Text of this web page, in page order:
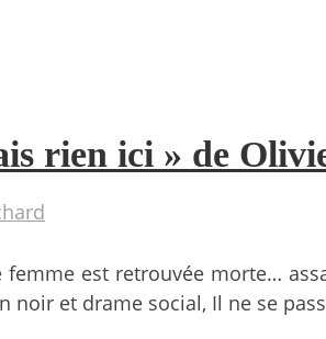
rien ici » de
femme est retrouvée morte…
noir et drame social, Il ne se